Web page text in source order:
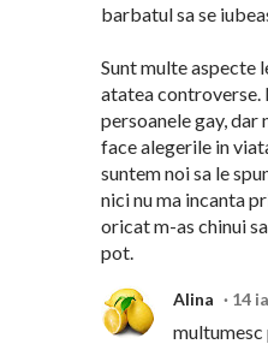
barbatul sa se
Sunt multe aspecte
atatea controverse.
persoanele gay, dar
face alegerile in
suntem noi sa le
nici nu ma incanta
oricat m-as chinui
pot.
Alina 14